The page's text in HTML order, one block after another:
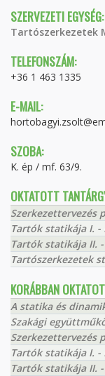
SZERVEZETI EGYSÉG:
Tartószerkezetek
TELEFONSZÁM:
+36 1 463 1335
E-MAIL:
SZOBA:
K. ép / mf. 63/9.
OKTATOTT
Szerkezettervezés
Tartók statikája I. -
Tartók statikája II. -
Tartószerkezetek
KORÁBBAN
A statika és
Szakági
Szerkezettervezés
Tartók statikája I. -
Tartók statikája II. -